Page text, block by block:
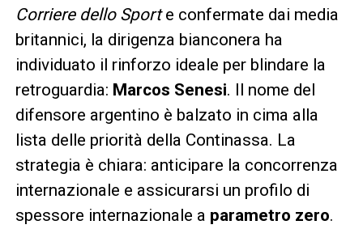
Corriere dello Sporte confermate dai media
britannici, la dirigenza bianconera ha
individuato il rinforzo ideale per blindare la
retroguardia: Marcos Senesi. Il nome del
difensore argentino è balzato in cima alla
lista delle priorità della Continassa. La
strategia è chiara: anticipare la concorrenza
internazionale e assicurarsi un profilo di
spessore internazionale a parametro zero.